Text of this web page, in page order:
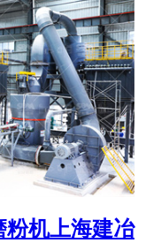
粉机上海建冶